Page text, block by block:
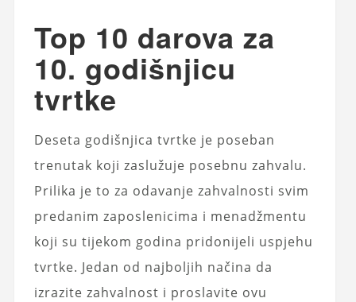
Top 10 darova za
10. godišnjicu
tvrtke
Deseta godišnjica tvrtke je poseban
trenutak koji zaslužuje posebnu zahvalu.
Prilika je to za odavanje zahvalnosti svim
predanim zaposlenicima i menadžmentu
koji su tijekom godina pridonijeli uspjehu
tvrtke. Jedan od najboljih načina da
izrazite zahvalnost i proslavite ovu